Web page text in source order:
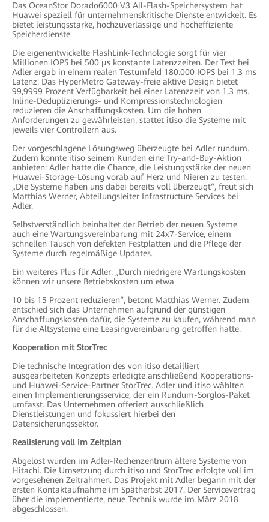
Das OceanStor Dorado6000 V3 All-Flash-Speichersystem hat
Huawei speziell für unternehmenskritische Dienste entwickelt. Es
bietet leistungsstarke, hochzuverlässige und hocheffiziente
Speicherdienste.
Die eigenentwickelte FlashLink-Technologie sorgt für vier
Millionen IOPS bei 500 μs konstante Latenzzeiten. Der Test bei
Adler ergab in einem realen Testumfeld 180.000 IOPS bei 1,3 ms
Latenz. Das HyperMetro Gateway-freie aktive Design bietet
99,9999 Prozent Verfügbarkeit bei einer Latenzzeit von 1,3 ms.
Inline-Deduplizierungs- und Kompressionstechnologien
reduzieren die Anschaffungskosten. Um die hohen
Anforderungen zu gewährleisten, stattet itiso die Systeme mit
jeweils vier Controllern aus.
Der vorgeschlagene Lösungsweg überzeugte bei Adler rundum.
Zudem konnte itiso seinem Kunden eine Try-and-Buy-Aktion
anbieten: Adler hatte die Chance, die Leistungsstärke der neuen
Huawei-Storage-Lösung vorab auf Herz und Nieren zu testen.
„Die Systeme haben uns dabei bereits voll überzeugt“, freut sich
Matthias Werner, Abteilungsleiter Infrastructure Services bei
Adler.
Selbstverständlich beinhaltet der Betrieb der neuen Systeme
auch eine Wartungsvereinbarung mit 24x7-Service, einem
schnellen Tausch von defekten Festplatten und die Pflege der
Systeme durch regelmäßige Updates.
Ein weiteres Plus für Adler: „Durch niedrigere Wartungskosten
können wir unsere Betriebskosten um etwa
10 bis 15 Prozent reduzieren“, betont Matthias Werner. Zudem
entschied sich das Unternehmen aufgrund der günstigen
Anschaffungskosten dafür, die Systeme zu kaufen, während man
für die Altsysteme eine Leasingvereinbarung getroffen hatte.
Kooperation mit StorTrec
Die technische Integration des von itiso detailliert
ausgearbeiteten Konzepts erledigte anschließend Kooperations-
und Huawei-Service-Partner StorTrec. Adler und itiso wählten
einen Implementierungsservice, der ein Rundum-Sorglos-Paket
umfasst. Das Unternehmen offeriert ausschließlich
Dienstleistungen und fokussiert hierbei den
Datensicherungssektor.
Realisierung voll im Zeitplan
Abgelöst wurden im Adler-Rechenzentrum ältere Systeme von
Hitachi. Die Umsetzung durch itiso und StorTrec erfolgte voll im
vorgesehenen Zeitrahmen. Das Projekt mit Adler begann mit der
ersten Kontaktaufnahme im Spätherbst 2017. Der Servicevertrag
über die implementierte, neue Technik wurde im März 2018
abgeschlossen.